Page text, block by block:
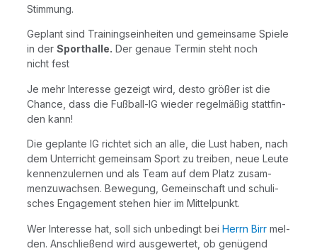
Stimmung.
Geplant sind Trai­nings­ein­hei­ten und gemein­sa­me Spie­le
in der Sport­hal­le. Der genaue Ter­min steht noch
nicht fest
Je mehr Inter­es­se gezeigt wird, des­to grö­ßer ist die
Chan­ce, dass die Fuß­ball-IG wie­der regel­mä­ßig statt­fin­
den kann!
Die geplan­te IG rich­tet sich an alle, die Lust haben, nach
dem Unter­richt gemein­sam Sport zu trei­ben, neue Leu­te
ken­nen­zu­ler­nen und als Team auf dem Platz zusam­
men­zu­wach­sen. Bewe­gung, Gemein­schaft und schu­li­
sches Enga­ge­ment ste­hen hier im Mittelpunkt.
Wer Inter­es­se hat, soll sich unbe­dingt bei Herrn Birr mel­
den. Anschlie­ßend wird aus­ge­wer­tet, ob genü­gend